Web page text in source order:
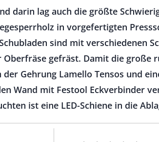
darin lag auch die größte
in vorgefertigten
sind mit verschiedenen
gefräst. Damit die große
Gehrung Lamello Tensos und
Wand mit Festool Eckverbinder
ist eine LED-Schiene in die